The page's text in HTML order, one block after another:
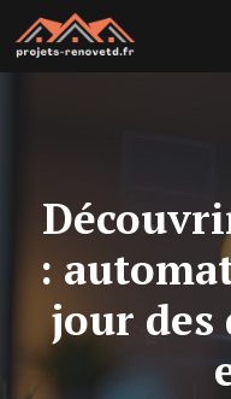
Aller
au
contenu
:
jour des